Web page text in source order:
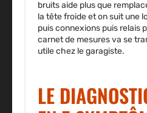
bruits aide plus que
la tête froide et on suit une
puis connexions puis relais
carnet de mesures va se
utile chez le garagiste.
LE